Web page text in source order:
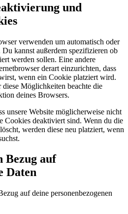
und
verwenden um automatisch oder
kannst außerdem spezifizieren ob
werden sollen. Eine andere
derart einzurichten, dass
wenn ein Cookie platziert wird.
Möglichkeiten beachte die
deines Browsers.
unsere Website möglicherweise nicht
Cookies deaktiviert sind. Wenn du die
werden diese neu platziert, wenn
Bezug auf
Daten
auf deine personenbezogenen